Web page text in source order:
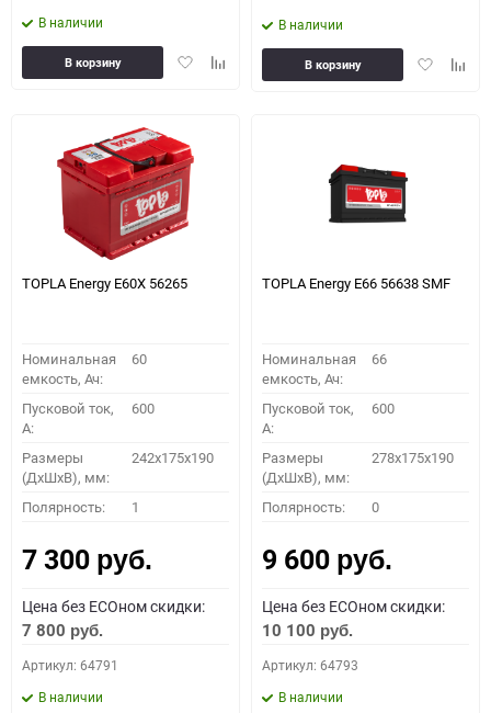
В наличии
ДобавитьДобавить
В корзину
В наличии
Добавить
В корзину
TOPLA Energy E60X 56265
Номинальная
емкость, Ач:
60
Пусковой ток,
A:
600
Размеры
(ДхШхВ), мм:
242x175x190
Полярность: 1
7 300 руб.
Цена без ECOном скидки:
7 800 руб.
Артикул: 64791
В наличии
TOPLA Energy E66 56638 SMF
Номинальная
емкость, Ач:
66
Пусковой ток,
A:
600
Размеры
(ДхШхВ), мм:
278x175x190
Полярность: 0
9 600 руб.
Цена без ECOном скидки:
10 100 руб.
Артикул: 64793
В наличии